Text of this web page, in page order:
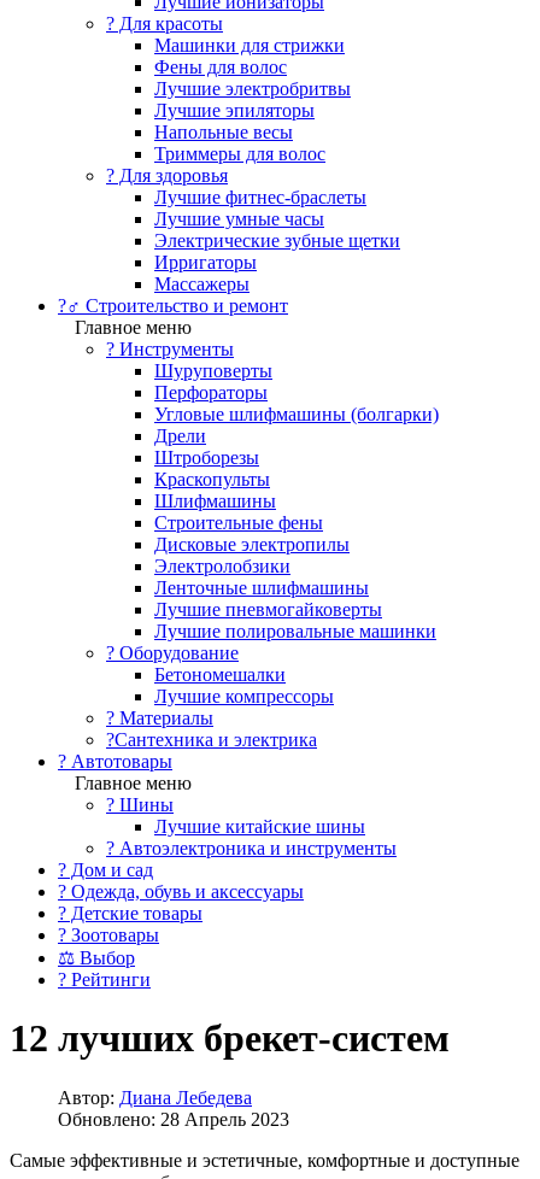
? Для красоты
Машинки для стрижки
Фены для волос
Лучшие электробритвы
Лучшие эпиляторы
Напольные весы
Триммеры для волос
? Для здоровья
Лучшие фитнес-браслеты
Лучшие умные часы
Электрические зубные щетки
Ирригаторы
Массажеры
?‍♂️ Строительство и ремонт
Главное меню
?️ Инструменты
Шуруповерты
Перфораторы
Угловые шлифмашины (болгарки)
Дрели
Штроборезы
Краскопульты
Шлифмашины
Строительные фены
Дисковые электропилы
Электролобзики
Ленточные шлифмашины
Лучшие пневмогайковерты
Лучшие полировальные машинки
?️ Оборудование
Бетономешалки
Лучшие компрессоры
? Материалы
?Сантехника и электрика
? Автотовары
Главное меню
? Шины
Лучшие китайские шины
? Автоэлектроника и инструменты
? Дом и сад
? Одежда, обувь и аксессуары
? Детские товары
? Зоотовары
⚖ Выбор
? Рейтинги
12 лучших брекет-систем
Автор: Диана Лебедева
Обновлено: 28 Апрель 2023
Самые эффективные и эстетичные, комфортные и доступные